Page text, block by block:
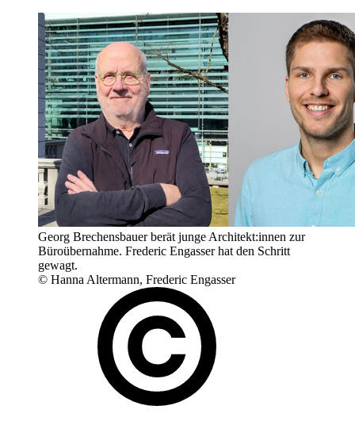
Georg Brechensbauer berät junge Architekt:innen zur
Büroübernahme. Frederic Engasser hat den Schritt
gewagt.
© Hanna Altermann, Frederic Engasser